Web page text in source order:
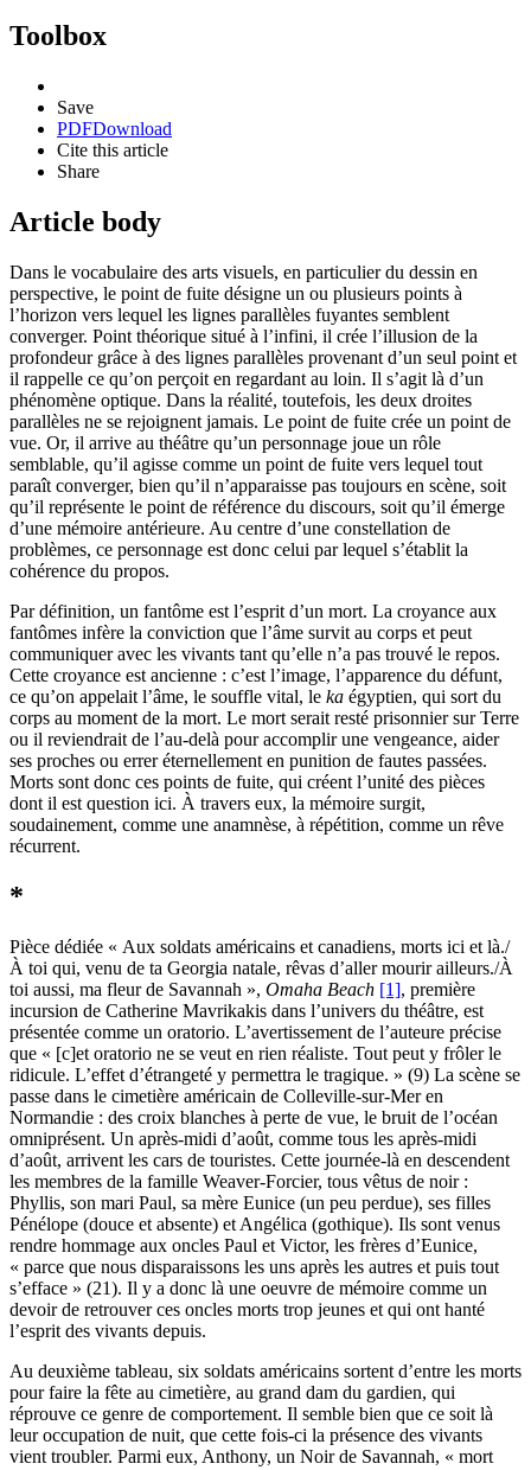
Toolbox
Save
PDFDownload
Cite this article
Share
Article body
Dans le vocabulaire des arts visuels, en particulier du dessin en
perspective, le point de fuite désigne un ou plusieurs points à
l’horizon vers lequel les lignes parallèles fuyantes semblent
converger. Point théorique situé à l’infini, il crée l’illusion de la
profondeur grâce à des lignes parallèles provenant d’un seul point et
il rappelle ce qu’on perçoit en regardant au loin. Il s’agit là d’un
phénomène optique. Dans la réalité, toutefois, les deux droites
parallèles ne se rejoignent jamais. Le point de fuite crée un point de
vue. Or, il arrive au théâtre qu’un personnage joue un rôle
semblable, qu’il agisse comme un point de fuite vers lequel tout
paraît converger, bien qu’il n’apparaisse pas toujours en scène, soit
qu’il représente le point de référence du discours, soit qu’il émerge
d’une mémoire antérieure. Au centre d’une constellation de
problèmes, ce personnage est donc celui par lequel s’établit la
cohérence du propos.
Par définition, un fantôme est l’esprit d’un mort. La croyance aux
fantômes infère la conviction que l’âme survit au corps et peut
communiquer avec les vivants tant qu’elle n’a pas trouvé le repos.
Cette croyance est ancienne : c’est l’image, l’apparence du défunt,
ce qu’on appelait l’âme, le souffle vital, le ka égyptien, qui sort du
corps au moment de la mort. Le mort serait resté prisonnier sur Terre
ou il reviendrait de l’au-delà pour accomplir une vengeance, aider
ses proches ou errer éternellement en punition de fautes passées.
Morts sont donc ces points de fuite, qui créent l’unité des pièces
dont il est question ici. À travers eux, la mémoire surgit,
soudainement, comme une anamnèse, à répétition, comme un rêve
récurrent.
*
Pièce dédiée « Aux soldats américains et canadiens, morts ici et là./
À toi qui, venu de ta Georgia natale, rêvas d’aller mourir ailleurs./À
toi aussi, ma fleur de Savannah », Omaha Beach [1], première
incursion de Catherine Mavrikakis dans l’univers du théâtre, est
présentée comme un oratorio. L’avertissement de l’auteure précise
que « [c]et oratorio ne se veut en rien réaliste. Tout peut y frôler le
ridicule. L’effet d’étrangeté y permettra le tragique. » (9) La scène se
passe dans le cimetière américain de Colleville-sur-Mer en
Normandie : des croix blanches à perte de vue, le bruit de l’océan
omniprésent. Un après-midi d’août, comme tous les après-midi
d’août, arrivent les cars de touristes. Cette journée-là en descendent
les membres de la famille Weaver-Forcier, tous vêtus de noir :
Phyllis, son mari Paul, sa mère Eunice (un peu perdue), ses filles
Pénélope (douce et absente) et Angélica (gothique). Ils sont venus
rendre hommage aux oncles Paul et Victor, les frères d’Eunice,
« parce que nous disparaissons les uns après les autres et puis tout
s’efface » (21). Il y a donc là une oeuvre de mémoire comme un
devoir de retrouver ces oncles morts trop jeunes et qui ont hanté
l’esprit des vivants depuis.
Au deuxième tableau, six soldats américains sortent d’entre les morts
pour faire la fête au cimetière, au grand dam du gardien, qui
réprouve ce genre de comportement. Il semble bien que ce soit là
leur occupation de nuit, que cette fois-ci la présence des vivants
vient troubler. Parmi eux, Anthony, un Noir de Savannah, « mort